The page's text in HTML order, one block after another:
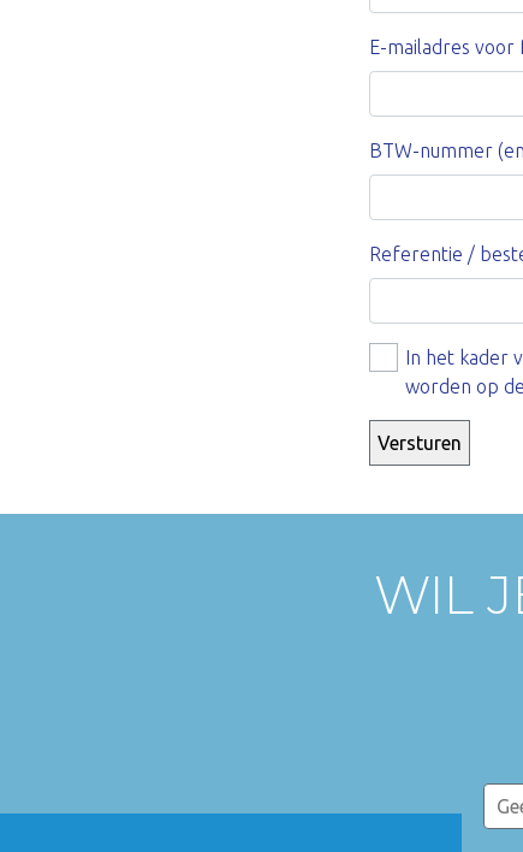
E-mailadres voor
BTW-nummer
Referentie /
In het kader
worden op
WIL